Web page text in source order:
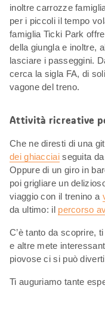
inoltre carrozze
per i piccoli il tempo
famiglia Ticki Park
della giungla e inoltre,
lasciare i passeggini.
cerca la sigla FA, di
vagone del treno.
Attività ricreative
Che ne diresti di una
dei ghiacciaiseguita da
Oppure di un giro in
poi grigliare un
viaggio con il trenino a
da ultimo: il percorso
C’è tanto da scoprire,
e altre mete
piovose ci si può
Ti auguriamo tante